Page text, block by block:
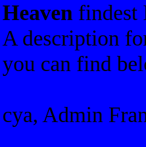
Heaven findest
A description
you can find
cya, Admin